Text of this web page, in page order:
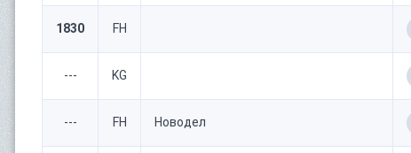
1830 FH
--- KG
--- FH Новодел